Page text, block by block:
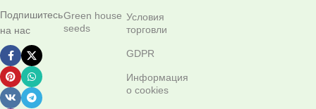
Подпишитесь
на нас
Green house
seeds
Условия
торговли
GDPR
Информация
о cookies